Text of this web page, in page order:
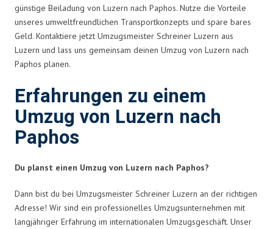
günstige Beiladung von Luzern nach Paphos. Nutze die Vorteile
unseres umweltfreundlichen Transportkonzepts und spare bares
Geld. Kontaktiere jetzt Umzugsmeister Schreiner Luzern aus
Luzern und lass uns gemeinsam deinen Umzug von Luzern nach
Paphos planen.
Erfahrungen zu einem
Umzug von Luzern nach
Paphos
Du planst einen Umzug von Luzern nach Paphos?
Dann bist du bei Umzugsmeister Schreiner Luzern an der richtigen
Adresse! Wir sind ein professionelles Umzugsunternehmen mit
langjähriger Erfahrung im internationalen Umzugsgeschäft. Unser